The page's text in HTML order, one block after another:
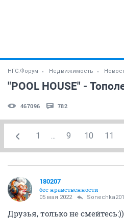
НГС.Форум Недвижимость
"POOL HOUSE" -
467096 782
1 9 10 11
180207
бес нравственности
05 мая 2022
Друзья, только не